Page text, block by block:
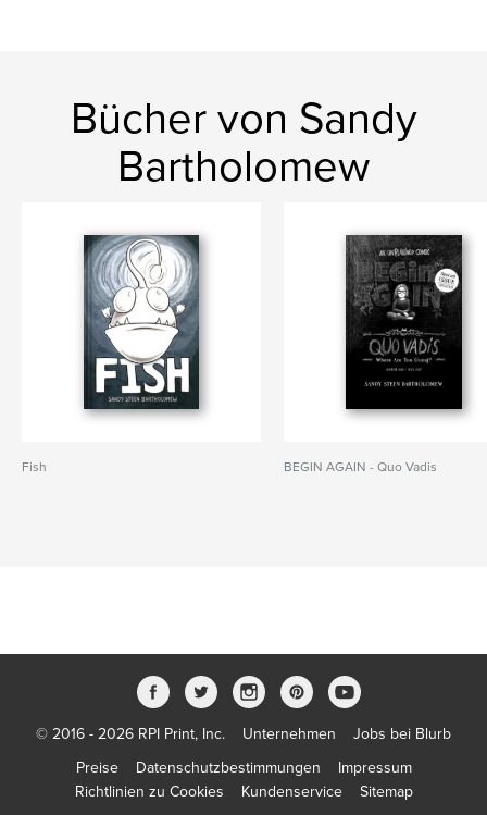
Bücher von Sandy
Bartholomew
Fish BEGIN AGAIN - Quo Vadis
© 2016 - 2026 RPI Print, Inc. Unternehmen
Jobs bei Blurb
Preise
Datenschutzbestimmungen
Impressum
Richtlinien zu Cookies
Kundenservice Sitemap